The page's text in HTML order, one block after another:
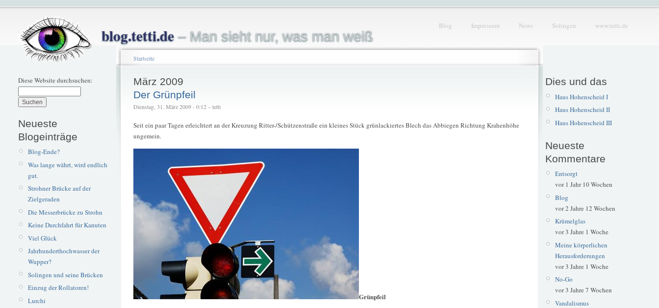
blog.tetti.de– Man sieht nur, was man weiß
Blog Impressum News Solingen www.tetti.de
Diese Website durchsuchen:
Neueste
Blogeinträge
Blog-Ende?
Was lange währt, wird endlich
gut.
Strohner Brücke auf der
Zielgeraden
Die Messerbrücke zu Strohn
Keine Durchfahrt für Kanuten
Viel Glück
Jahrhunderthochwasser der
Wupper?
Solingen und seine Brücken
Einzug der Rollatoren!
Lurchi
Startseite
März 2009
Der Grünpfeil
Dienstag, 31. März 2009 - 0:12 – tetti
Seit ein paar Tagen erleichtert an der Kreuzung Ritter-/Schützenstraße ein kleines Stück grünlackiertes Blech das Abbiegen Richtung Krahenhöhe
ungemein.
Grünpfeil
Dies und das
Haus Hohenscheid I
Haus Hohenscheid II
Haus Hohenscheid III
Neueste
Kommentare
Entsorgt
vor 1 Jahr 10 Wochen
Blog
vor 2 Jahre 12 Wochen
Krümelglas
vor 3 Jahre 1 Woche
Meine körperlichen
Herausforderungen
vor 3 Jahre 1 Woche
No-Go
vor 3 Jahre 7 Wochen
Vandalismus